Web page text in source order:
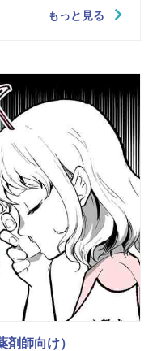
もっと見る
師向け）